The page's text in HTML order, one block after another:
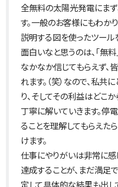
全無料の太陽光発電にま
す。一般のお客様にもわか
説明する図を使ったツール
面白いなと思うのは、「無
なかなか信じてもらえず、
れます。（笑）なので、私共
り、そしてその利益はどこ
丁寧に解いていきます。停
ることを理解してもらえた
けます。
仕事にやりがいは非常に感
達成することが、まだ満足
定して具体的な結果も出し